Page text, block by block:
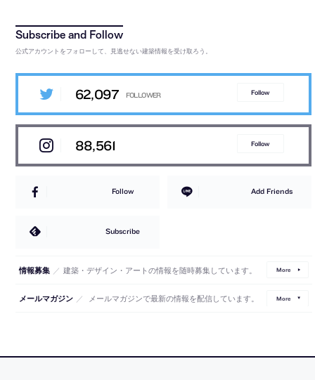
公式アカウントをフォローして、見逃せない建築情報を受け取ろう。
62,097 Follow
88,561 Follow
Follow Add Friends
Subscribe
情報募集 ／ 建築・デザイン・アートの情報を随時募集しています。 More
メールマガジン ／ メールマガジンで最新の情報を配信しています。 More